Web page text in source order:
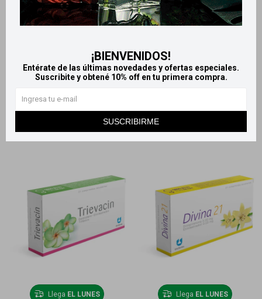
¡BIENVENIDOS!
Entérate de las últimas novedades y ofertas especiales.
Suscribite y obtené 10% off en tu primera compra.
SUSCRIBIRME
LlegaEL LUNES
$ 960 $ 1.067
LlegaEL LUNES
$ 359 $ 399
Llega EL LUNES Llega EL LUNES